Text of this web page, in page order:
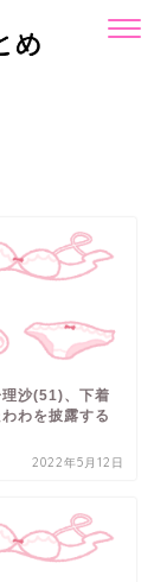
理沙(51)、下着
わを披露する
2022年5月12日